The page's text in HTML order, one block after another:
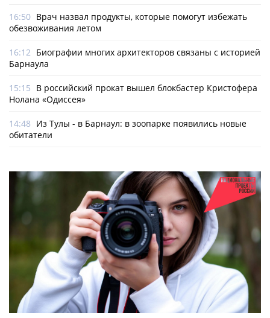
16:50 Врач назвал продукты, которые помогут избежать
обезвоживания летом
16:12 Биографии многих архитекторов связаны с историей
Барнаула
15:15 В российский прокат вышел блокбастер Кристофера
Нолана «Одиссея»
14:48 Из Тулы - в Барнаул: в зоопарке появились новые
обитатели